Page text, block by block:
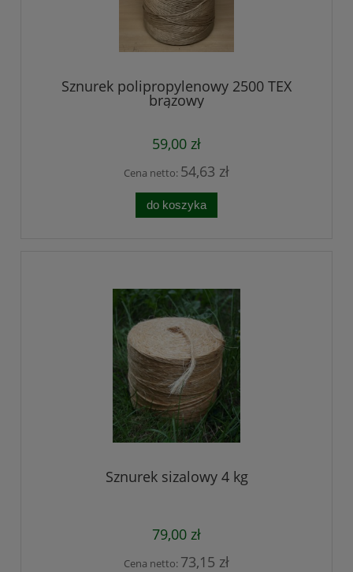
Sznurek polipropylenowy 2500 TEX
brązowy
59,00 zł
Cena netto: 54,63 zł
do koszyka
Sznurek sizalowy 4 kg
79,00 zł
Cena netto: 73,15 zł